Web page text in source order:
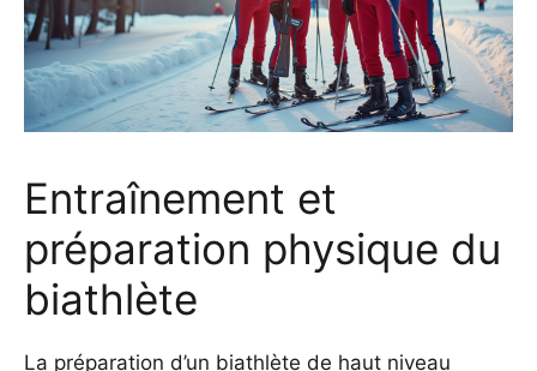
Entraînement et
préparation physique du
biathlète
La préparation d’un biathlète de haut niveau